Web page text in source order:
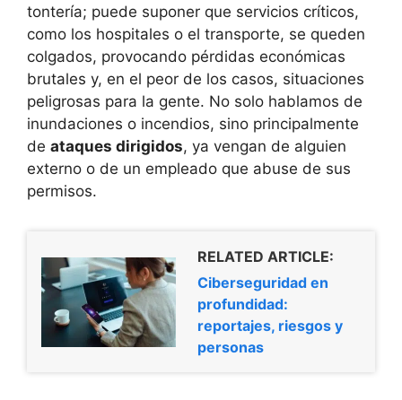
tontería; puede suponer que servicios críticos,
como los hospitales o el transporte, se queden
colgados, provocando pérdidas económicas
brutales y, en el peor de los casos, situaciones
peligrosas para la gente. No solo hablamos de
inundaciones o incendios, sino principalmente
de ataques dirigidos, ya vengan de alguien
externo o de un empleado que abuse de sus
permisos.
RELATED ARTICLE:
Ciberseguridad en
profundidad:
reportajes, riesgos y
personas